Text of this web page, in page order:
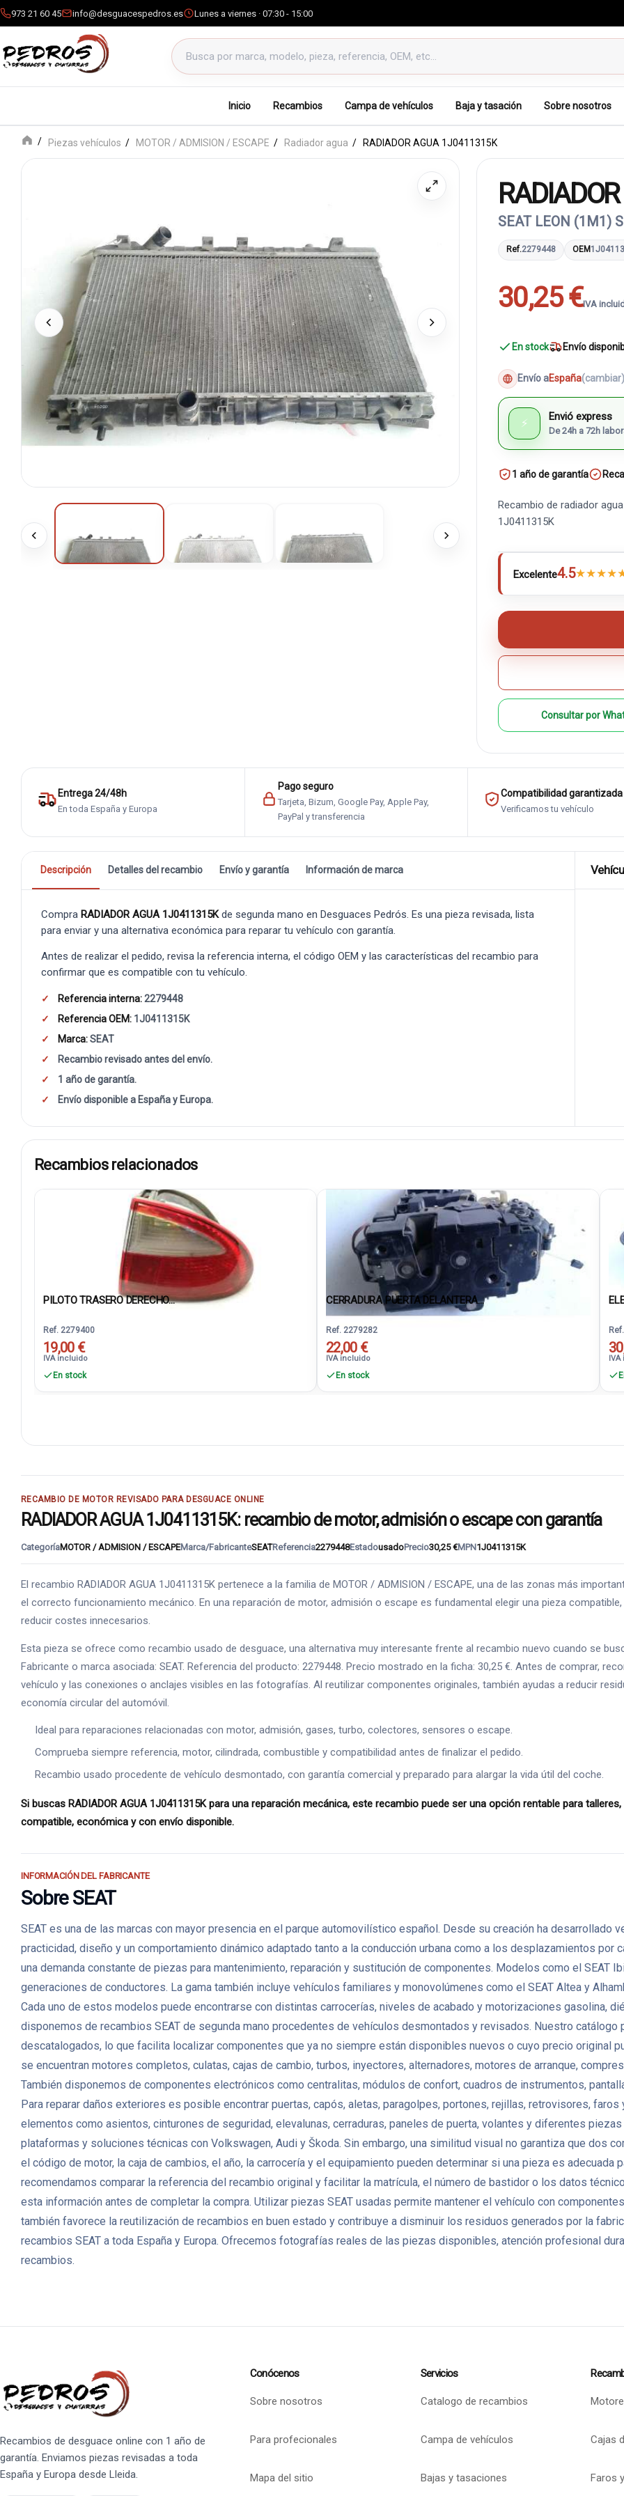
973 21 60 45 info@desguacespedros.es Lunes a viernes · 07:30 - 15:00
Buscar productos
Inicio Recambios Campa de vehículos Baja y tasación Sobre nosotros
Piezas vehículos MOTOR / ADMISION / ESCAPE Radiador agua RADIADOR AGUA 1J0411315K
SEAT LEON (1M1)
Ref.2279448 OEM
30,25 €IVA
En stock Envío
Envío aEspaña(cambiar)
⚡ Envió express
De 24h a 72h
1 año de garantía
Recambio de radiador
1J0411315K
Excelente4.5★★★★
Consultar por
Entrega 24/48h
En toda España y Europa
Pago seguro
Tarjeta, Bizum, Google Pay, Apple Pay,
PayPal y transferencia
Compatibilidad garantizada
Verificamos tu vehículo
Descripción Detalles del recambio Envío y garantía Información de marca
Compra RADIADOR AGUA 1J0411315Kde segunda mano en Desguaces Pedrós. Es una pieza revisada, lista
para enviar y una alternativa económica para reparar tu vehículo con garantía.
Antes de realizar el pedido, revisa la referencia interna, el código OEM y las características del recambio para
confirmar que es compatible con tu vehículo.
Referencia interna:2279448
Referencia OEM: 1J0411315K
Marca:SEAT
Recambio revisado antes del envío.
1 año de garantía.
Envío disponible a España y Europa.
Recambios relacionados
PILOTO TRASERO DERECHO...
Ref. 2279400
19,00 €
IVA incluido
En stock
CERRADURA PUERTA DELANTERA...
Ref. 2279282
22,00 €
IVA incluido
En stock
RECAMBIO DE MOTOR REVISADO PARA DESGUACE ONLINE
RADIADOR AGUA 1J0411315K: recambio de motor, admisión o escape con garantía
CategoríaMOTOR / ADMISION / ESCAPEMarca/FabricanteSEATReferencia2279448EstadousadoPrecio30,25 €MPN1J0411315K
El recambio RADIADOR AGUA 1J0411315K pertenece a la familia de MOTOR / ADMISION / ESCAPE, una de las zonas más
el correcto funcionamiento mecánico. En una reparación de motor, admisión o escape es fundamental elegir una pieza
reducir costes innecesarios.
Esta pieza se ofrece como recambio usado de desguace, una alternativa muy interesante frente al recambio nuevo cuando se
Fabricante o marca asociada: SEAT. Referencia del producto: 2279448. Precio mostrado en la ficha: 30,25 €. Antes de comprar,
vehículo y las conexiones o anclajes visibles en las fotografías. Al reutilizar componentes originales, también ayudas a reducir
economía circular del automóvil.
Ideal para reparaciones relacionadas con motor, admisión, gases, turbo, colectores, sensores o escape.
Comprueba siempre referencia, motor, cilindrada, combustible y compatibilidad antes de finalizar el pedido.
Recambio usado procedente de vehículo desmontado, con garantía comercial y preparado para alargar la vida útil del coche.
Si buscas RADIADOR AGUA 1J0411315K para una reparación mecánica, este recambio puede ser una opción rentable para
compatible, económica y con envío disponible.
INFORMACIÓN DEL FABRICANTE
Sobre SEAT
SEAT es una de las marcas con mayor presencia en el parque automovilístico español. Desde su creación ha desarrollado
practicidad, diseño y un comportamiento dinámico adaptado tanto a la conducción urbana como a los desplazamientos por
una demanda constante de piezas para mantenimiento, reparación y sustitución de componentes. Modelos como el SEAT
generaciones de conductores. La gama también incluye vehículos familiares y monovolúmenes como el SEAT Altea y
Cada uno de estos modelos puede encontrarse con distintas carrocerías, niveles de acabado y motorizaciones gasolina,
disponemos de recambios SEAT de segunda mano procedentes de vehículos desmontados y revisados. Nuestro
descatalogados, lo que facilita localizar componentes que ya no siempre están disponibles nuevos o cuyo precio original
se encuentran motores completos, culatas, cajas de cambio, turbos, inyectores, alternadores, motores de arranque,
También disponemos de componentes electrónicos como centralitas, módulos de confort, cuadros de instrumentos,
Para reparar daños exteriores es posible encontrar puertas, capós, aletas, paragolpes, portones, rejillas, retrovisores,
elementos como asientos, cinturones de seguridad, elevalunas, cerraduras, paneles de puerta, volantes y diferentes
plataformas y soluciones técnicas con Volkswagen, Audi y Škoda. Sin embargo, una similitud visual no garantiza que dos
el código de motor, la caja de cambios, el año, la carrocería y el equipamiento pueden determinar si una pieza es adecuada
recomendamos comparar la referencia del recambio original y facilitar la matrícula, el número de bastidor o los datos
esta información antes de completar la compra. Utilizar piezas SEAT usadas permite mantener el vehículo con
también favorece la reutilización de recambios en buen estado y contribuye a disminuir los residuos generados por la
recambios SEAT a toda España y Europa. Ofrecemos fotografías reales de las piezas disponibles, atención profesional
recambios.
Recambios de desguace online con 1 año de
garantía. Enviamos piezas revisadas a toda
España y Europa desde Lleida.
Conócenos
Sobre nosotros
Para profecionales
Mapa del sitio
Servicios
Catalogo de recambios
Campa de vehículos
Bajas y tasaciones
Cajas
Faros